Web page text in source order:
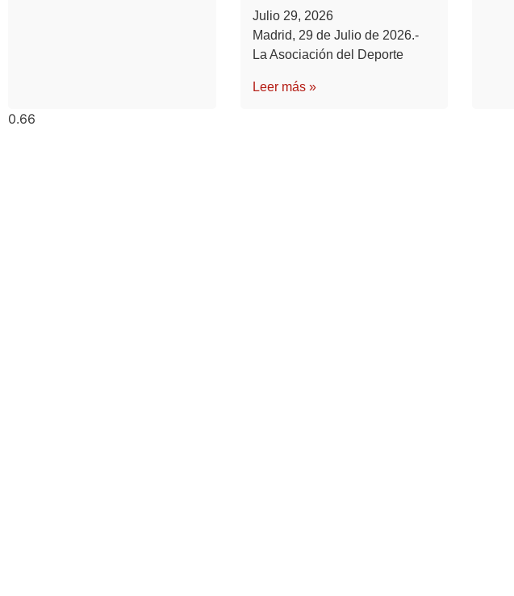
Julio 29, 2026
Madrid, 29 de Julio de 2026.-
La Asociación del Deporte
Leer más »